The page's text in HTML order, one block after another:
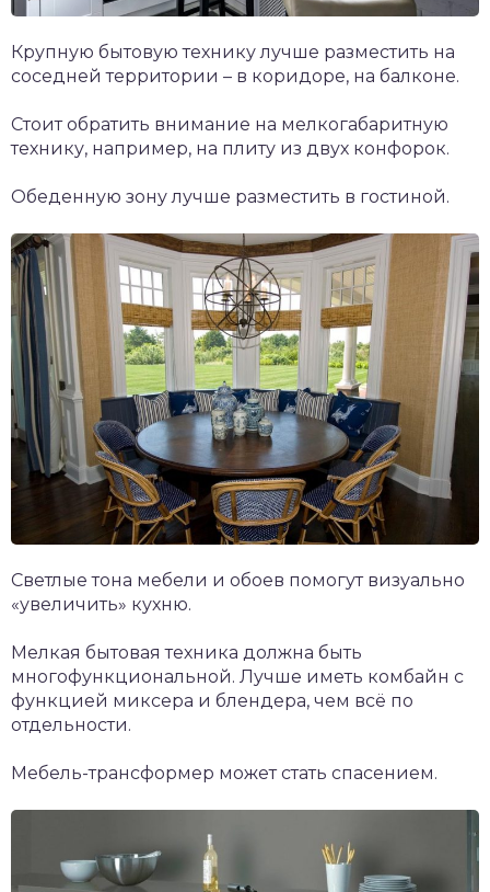
Крупную бытовую технику лучше разместить на
соседней территории – в коридоре, на балконе.
Стоит обратить внимание на мелкогабаритную
технику, например, на плиту из двух конфорок.
Обеденную зону лучше разместить в гостиной.
Светлые тона мебели и обоев помогут визуально
«увеличить» кухню.
Мелкая бытовая техника должна быть
многофункциональной. Лучше иметь комбайн с
функцией миксера и блендера, чем всё по
отдельности.
Мебель-трансформер может стать спасением.